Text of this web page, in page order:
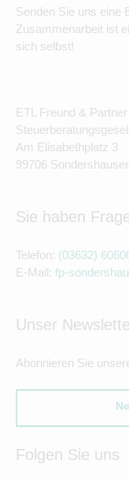
Senden Sie uns eine
Zusammenarbeit ist
sich selbst!
ETL Freund &
Am Elisabethplatz 3
99706
Sie haben
Telefon: (03632)
E-Mail: fp-
Unser
Abonnieren Sie
Folgen Sie uns